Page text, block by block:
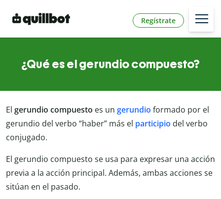
Regístrate
¿Qué es el gerundio compuesto?
El gerundio compuesto es un gerundio formado por el
gerundio del verbo “haber” más el participio del verbo
conjugado.
El gerundio compuesto se usa para expresar una acción
previa a la acción principal. Además, ambas acciones se
sitúan en el pasado.